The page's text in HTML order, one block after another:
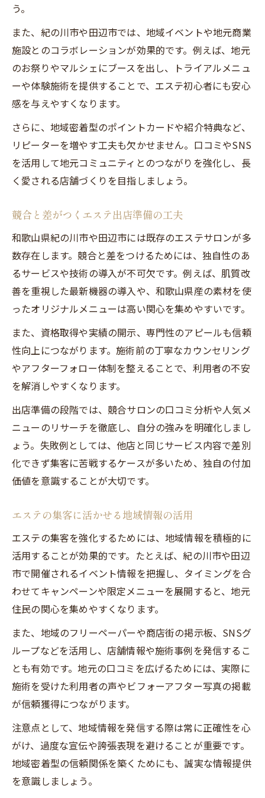
う。
また、紀の川市や田辺市では、地域イベントや地元商業
施設とのコラボレーションが効果的です。例えば、地元
のお祭りやマルシェにブースを出し、トライアルメニュ
ーや体験施術を提供することで、エステ初心者にも安心
感を与えやすくなります。
さらに、地域密着型のポイントカードや紹介特典など、
リピーターを増やす工夫も欠かせません。口コミやSNS
を活用して地元コミュニティとのつながりを強化し、長
く愛される店舗づくりを目指しましょう。
競合と差がつくエステ出店準備の工夫
和歌山県紀の川市や田辺市には既存のエステサロンが多
数存在します。競合と差をつけるためには、独自性のあ
るサービスや技術の導入が不可欠です。例えば、肌質改
善を重視した最新機器の導入や、和歌山県産の素材を使
ったオリジナルメニューは高い関心を集めやすいです。
また、資格取得や実績の開示、専門性のアピールも信頼
性向上につながります。施術前の丁寧なカウンセリング
やアフターフォロー体制を整えることで、利用者の不安
を解消しやすくなります。
出店準備の段階では、競合サロンの口コミ分析や人気メ
ニューのリサーチを徹底し、自分の強みを明確化しまし
ょう。失敗例としては、他店と同じサービス内容で差別
化できず集客に苦戦するケースが多いため、独自の付加
価値を意識することが大切です。
エステの集客に活かせる地域情報の活用
エステの集客を強化するためには、地域情報を積極的に
活用することが効果的です。たとえば、紀の川市や田辺
市で開催されるイベント情報を把握し、タイミングを合
わせてキャンペーンや限定メニューを展開すると、地元
住民の関心を集めやすくなります。
また、地域のフリーペーパーや商店街の掲示板、SNSグ
ループなどを活用し、店舗情報や施術事例を発信するこ
とも有効です。地元の口コミを広げるためには、実際に
施術を受けた利用者の声やビフォーアフター写真の掲載
が信頼獲得につながります。
注意点として、地域情報を発信する際は常に正確性を心
がけ、過度な宣伝や誇張表現を避けることが重要です。
地域密着型の信頼関係を築くためにも、誠実な情報提供
を意識しましょう。